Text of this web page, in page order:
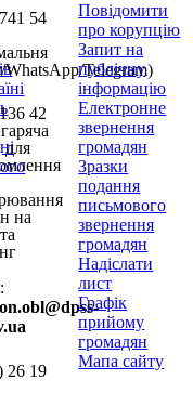
54
WhatsApp/Telegram)
42
для
на
26 19
Повідомити
про корупцію
Запит на
публічну
інформацію
Електронне
звернення
громадян
Зразки
подання
письмового
звернення
громадян
Надіслати
лист
Графік
прийому
громадян
Мапа сайту